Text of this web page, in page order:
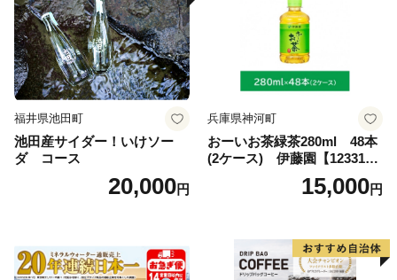
福井県池田町
池田産サイダー！いけソー
ダ コース
20,000円
兵庫県神河町
おーいお茶緑茶280ml 48本
(2ケース) 伊藤園【123317
15,000円